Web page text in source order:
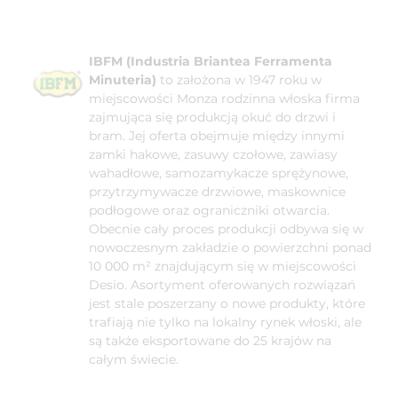
IBFM (Industria Briantea Ferramenta
Minuteria) to założona w 1947 roku w
miejscowości Monza rodzinna włoska firma
zajmująca się produkcją okuć do drzwi i
bram. Jej oferta obejmuje między innymi
zamki hakowe, zasuwy czołowe, zawiasy
wahadłowe, samozamykacze sprężynowe,
przytrzymywacze drzwiowe, maskownice
podłogowe oraz ograniczniki otwarcia.
Obecnie cały proces produkcji odbywa się w
nowoczesnym zakładzie o powierzchni ponad
10 000 m² znajdującym się w miejscowości
Desio. Asortyment oferowanych rozwiązań
jest stale poszerzany o nowe produkty, które
trafiają nie tylko na lokalny rynek włoski, ale
są także eksportowane do 25 krajów na
całym świecie.